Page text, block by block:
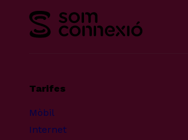
Tarifes
Mòbil
Internet